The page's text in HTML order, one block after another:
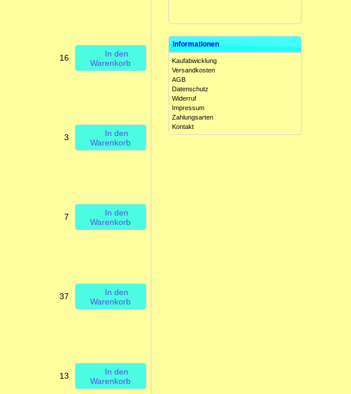
16
In den
Warenkorb
3
In den
Warenkorb
7
In den
Warenkorb
37
In den
Warenkorb
13
In den
Warenkorb
15,00€
Informationen
Kaufabwicklung
Versandkosten
AGB
Datenschutz
Widerruf
Impressum
Zahlungsarten
Kontakt